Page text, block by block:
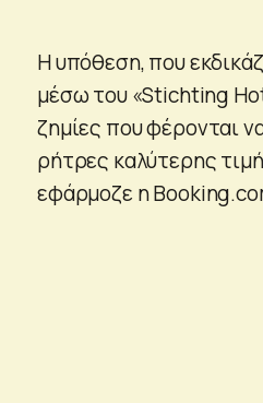
Η υπόθεση, που
μέσω του «Stichting
ζημίες που φέρονται
ρήτρες καλύτερης
εφάρμοζε η